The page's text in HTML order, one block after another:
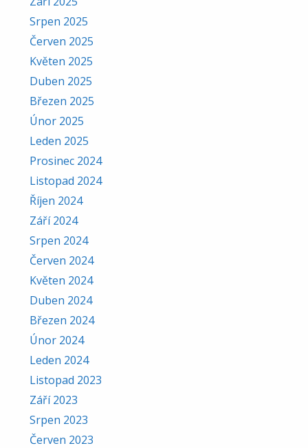
Srpen 2025
Červen 2025
Květen 2025
Duben 2025
Březen 2025
Únor 2025
Leden 2025
Prosinec 2024
Listopad 2024
Říjen 2024
Září 2024
Srpen 2024
Červen 2024
Květen 2024
Duben 2024
Březen 2024
Únor 2024
Leden 2024
Listopad 2023
Září 2023
Srpen 2023
Červen 2023